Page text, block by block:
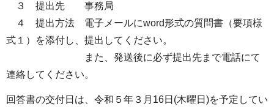
３ 提出先 事務局
４ 提出方法 電子メールにword形式の質問書（要項様
式１）を添付し、提出してください。
また、発送後に必ず提出先まで電話にて
連絡してください。
回答書の交付日は、令和５年３月16日(木曜日)を予定してい